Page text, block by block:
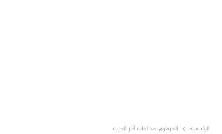
الرئيسية الخرطوم. مخلفات آثار الحرب